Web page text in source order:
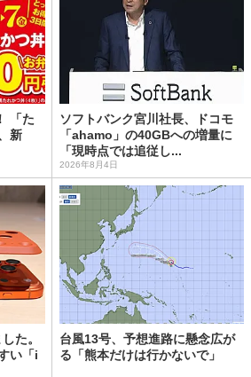
「た
新
ソフトバンク宮川社長、ドコモ
「ahamo」の40GBへの増量に
「現時点では追従し...
2026年8月4日
た。
い「i
台風13号、予想進路に懸念広が
る「熊本だけは行かないで」